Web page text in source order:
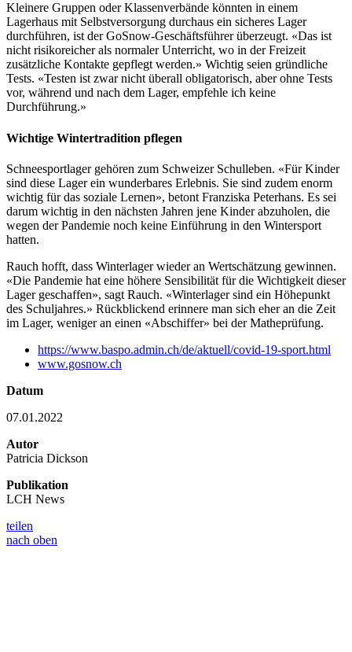
Kleinere Gruppen oder Klassenverbände könnten in einem
Lagerhaus mit Selbstversorgung durchaus ein sicheres Lager
durchführen, ist der GoSnow-Geschäftsführer überzeugt. «Das ist
nicht risikoreicher als normaler Unterricht, wo in der Freizeit
zusätzliche Kontakte gepflegt werden.» Wichtig seien gründliche
Tests. «Testen ist zwar nicht überall obligatorisch, aber ohne Tests
vor, während und nach dem Lager, empfehle ich keine
Durchführung.»
Wichtige Wintertradition pflegen
Schneesportlager gehören zum Schweizer Schulleben. «Für Kinder
sind diese Lager ein wunderbares Erlebnis. Sie sind zudem enorm
wichtig für das soziale Lernen», betont Franziska Peterhans. Es sei
darum wichtig in den nächsten Jahren jene Kinder abzuholen, die
wegen der Pandemie noch keine Einführung in den Wintersport
hatten.
Rauch hofft, dass Winterlager wieder an Wertschätzung gewinnen.
«Die Pandemie hat eine höhere Sensibilität für die Wichtigkeit dieser
Lager geschaffen», sagt Rauch. «Winterlager sind ein Höhepunkt
des Schuljahres.» Rückblickend erinnere man sich eher an die Zeit
im Lager, weniger an einen «Abschiffer» bei der Matheprüfung.
https://www.baspo.admin.ch/de/aktuell/covid-19-sport.html
www.gosnow.ch
Datum
07.01.2022
Autor
Patricia Dickson
Publikation
LCH News
teilen
nach oben